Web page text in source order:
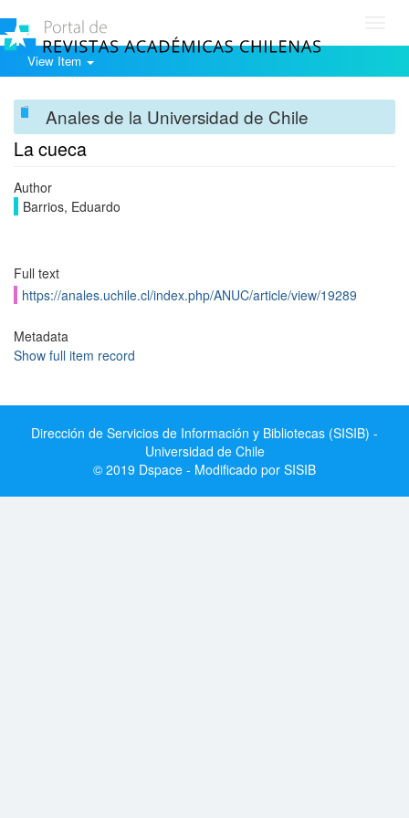
View Item
Anales de la Universidad de Chile
La cueca
Author
Barrios, Eduardo
Full text
https://anales.uchile.cl/index.php/ANUC/article/view/19289
Metadata
Show full item record
Dirección de Servicios de Información y Bibliotecas (SISIB) -
Universidad de Chile
© 2019 Dspace - Modificado por SISIB